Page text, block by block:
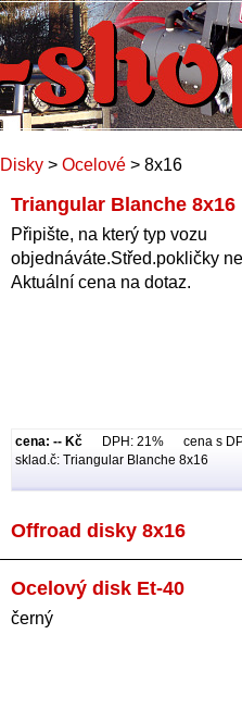
Disky > Ocelové > 8x16
Triangular Blanche 8x16
Připište, na který typ vozu
objednáváte.Střed.pokličky
Aktuální cena na dotaz.
cena: -- Kč DPH: 21% cena s
sklad.č: Triangular Blanche 8x16
Offroad disky 8x16
Ocelový disk Et-40
černý